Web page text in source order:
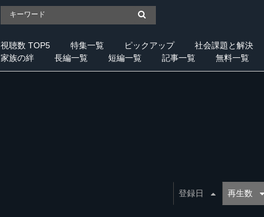
視聴数 TOP5 特集一覧 ピックアップ 社会課題と解決
家族の絆
長編一覧 短編一覧 記事一覧 無料一覧
登録日 再生数